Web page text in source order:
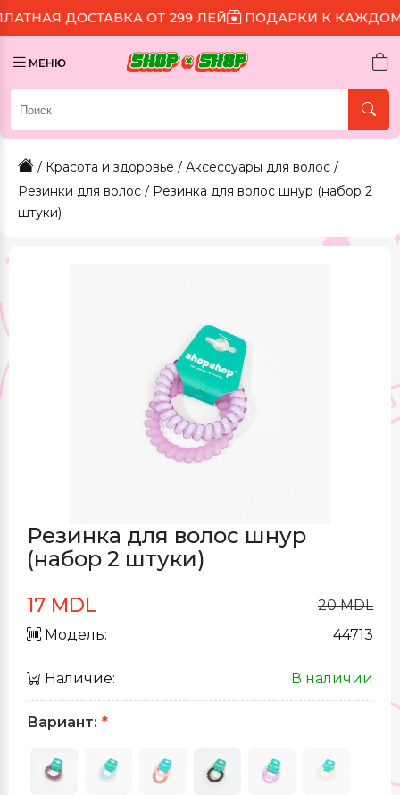
ОТ 299 ЛЕЙ ПОДАРКИ К КАЖДОМУ ЗАКАЗУ
МЕНЮ
/ Красота и здоровье / Аксессуары для волос /
Резинки для волос / Резинка для волос шнур (набор 2
штуки)
Резинка для волос шнур
(набор 2 штуки)
17 MDL
20 MDL
Модель:
44713
Наличие: В наличии
Вариант: *